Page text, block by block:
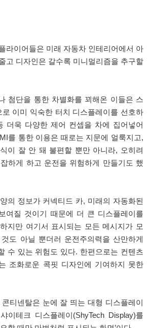
라이어들은 미래 자동차 인테리어에서 아
고 디자인은 갈수록 미니멀리즘을 추구할
첨단을 통한 차별화를 꾀해온 이들은 스
이미 익숙한 터치 디스플레이를 선호하
더욱 다양한 제어 컨셉을 차에 집어넣어
를 통한 이용은 때로는 지문에 얼룩지고,
이 잘 안 돼 불편할 뿐만 아니라, 오히려
하게 하고 운전을 위험하게 만들기도 했
의 정보가 커넥티드 카, 미래의 자동화된
여질 것이기 때문에 더 큰 디스플레이를
지만 여기서 표시되는 모든 메시지가 모
도 아닐 뿐더러 운전주의력을 산만하게
수 있는 위험도 있다. 한편으로는 컨텐츠
조화로운 콕핏 디자인에 기여하지 못한
티넨탈은 눈에 잘 띄는 대형 디스플레이
이테크 디스플레이(ShyTech Display)를